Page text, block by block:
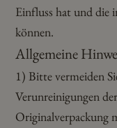
Einfluss hat und die
können.
Allgemeine
1) Bitte vermeiden
Verunreinigungen
Originalverpackung